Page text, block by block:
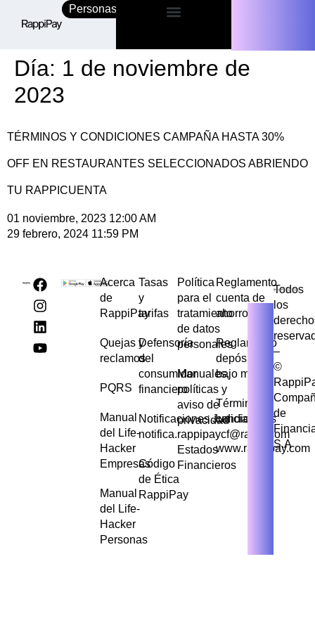
Personas Empresas
Día: 1 de noviembre de
2023
TÉRMINOS Y CONDICIONES CAMPAÑA HASTA 30%
OFF EN RESTAURANTES SELECCIONADOS ABRIENDO
TU RAPPICUENTA
01 noviembre, 2023 12:00 AM
29 febrero, 2024 11:59 PM
Acerca
de
RappiPay
Quejas y
reclamos
PQRS
Manual
del Life-
Hacker
Empresas
Manual
del Life-
Hacker
Personas
Tasas
y
tarifas
Defensoría
del
consumidor
financiero
Notificaciones Judiciales
notifica.rappipaycf@rappi.com
Código
de Ética
RappiPay
Política
para el
tratamiento
de datos
personales
Manuales,
políticas y
aviso de
privacidad
Estados
Financieros
Reglamento
cuenta de
ahorros
Reglamento
depósito de
bajo monto
Términos y
condiciones
www.rappipay.com
Todos
los
–
©
de
S.A